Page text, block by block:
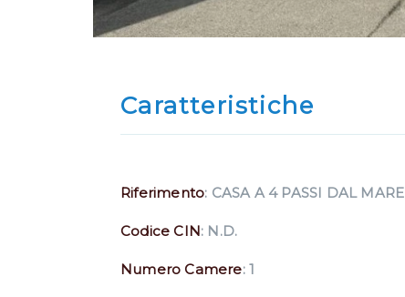
Caratteristiche
Riferimento: CASA A 4 PASSI DAL MARE
Codice CIN: N.D.
Numero Camere: 1